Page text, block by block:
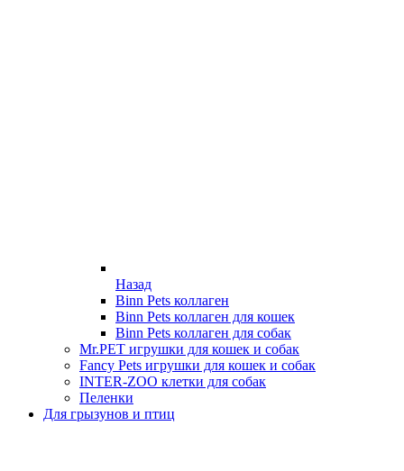
Назад
Binn Pets коллаген
Binn Pets коллаген для кошек
Binn Pets коллаген для собак
Mr.PET игрушки для кошек и собак
Fancy Pets игрушки для кошек и собак
INTER-ZOO клетки для собак
Пеленки
Для грызунов и птиц